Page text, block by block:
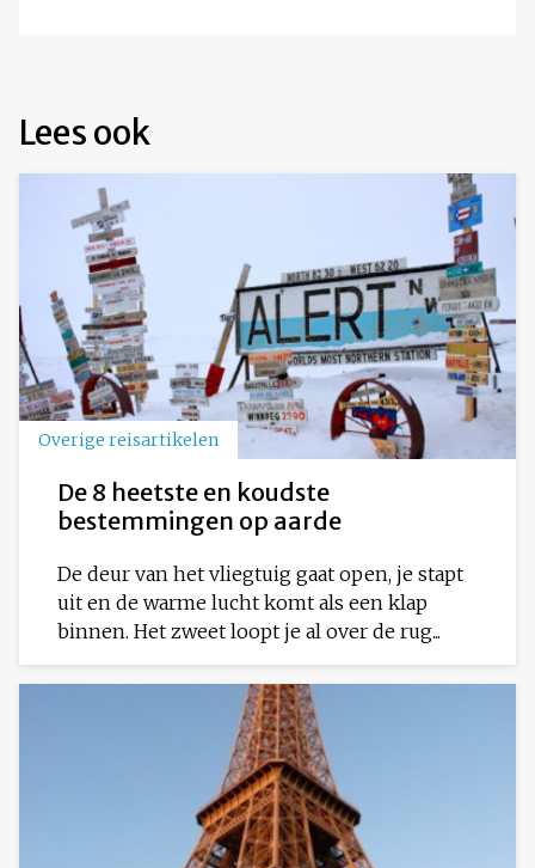
Lees ook
Overige reisartikelen
De 8 heetste en koudste
bestemmingen op aarde
De deur van het vliegtuig gaat open, je stapt
uit en de warme lucht komt als een klap
binnen. Het zweet loopt je al over de rug...